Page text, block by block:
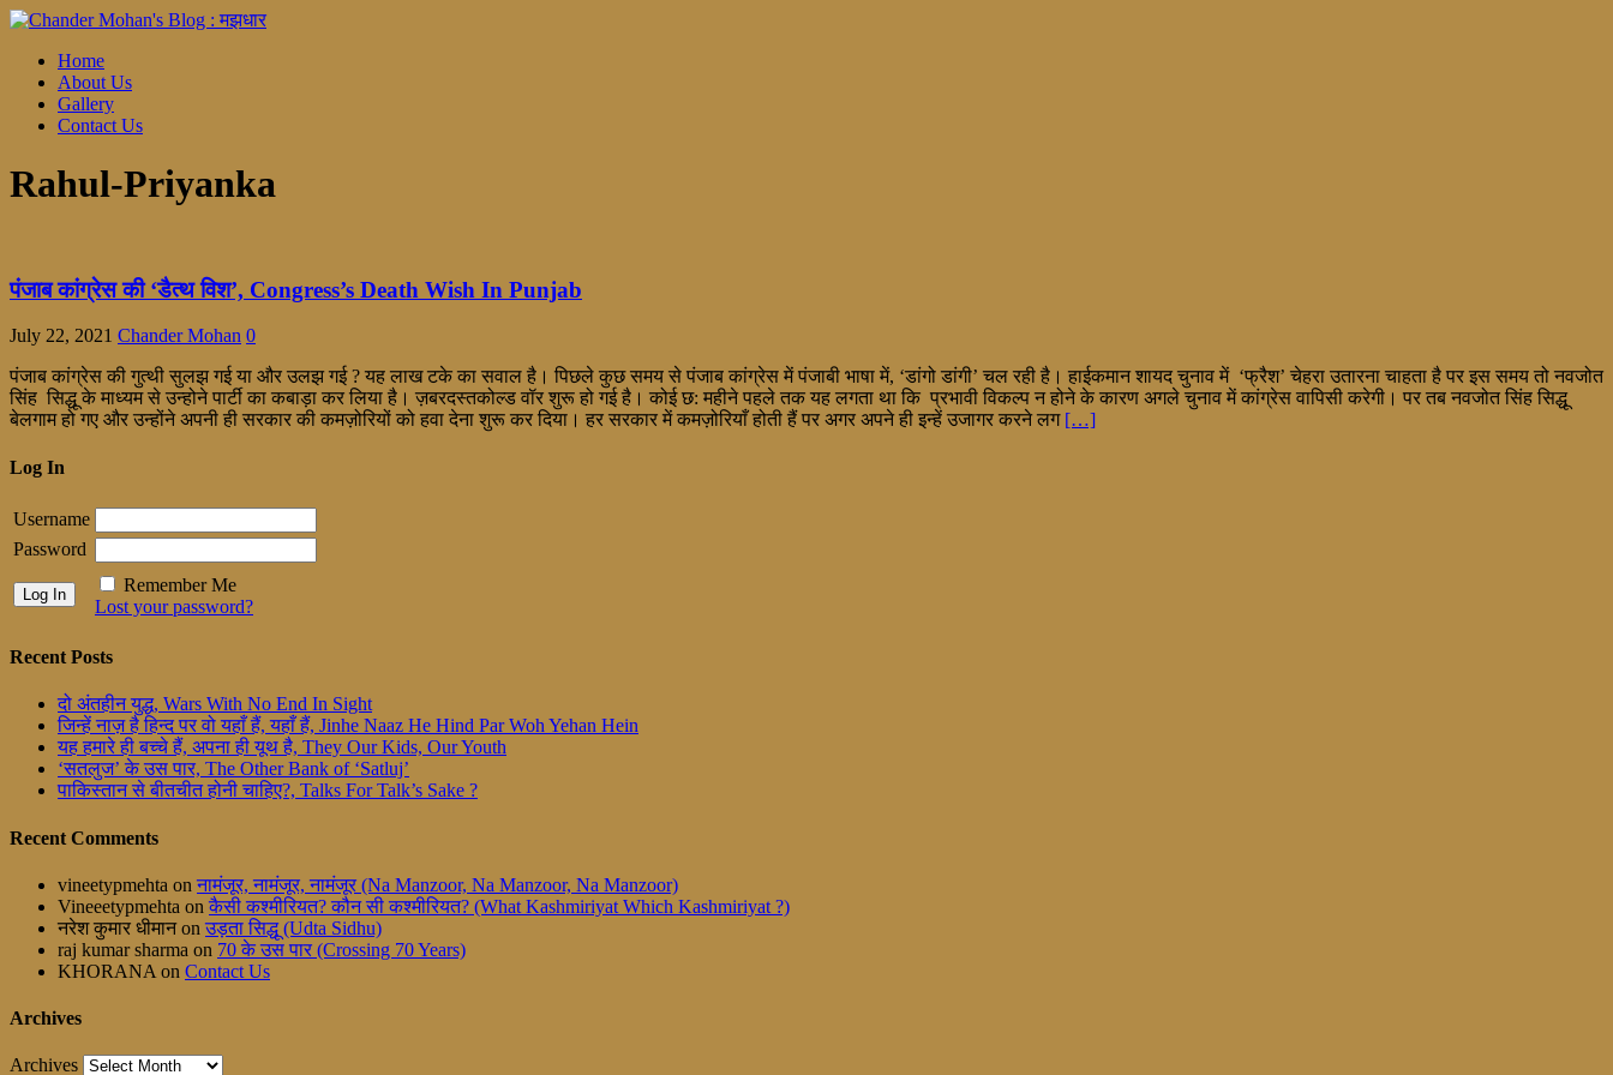
Home
About Us
Gallery
Contact Us
Rahul-Priyanka
पंजाब कांग्रेस की ‘डैत्थ विश’, Congress’s Death Wish In Punjab
July 22, 2021 Chander Mohan 0
पंजाब कांग्रेस की गुत्थी सुलझ गई या और उलझ गई ? यह लाख टके का सवाल है। पिछले कुछ समय से पंजाब कांग्रेस में पंजाबी भाषा में, ‘डांगो डांगी’ चल रही है। हाईकमान शायद चुनाव में ‘फ्रैश’ चेहरा उतारना चाहता है पर इस समय तो नवजोत
सिंह सिद्धू के माध्यम से उन्होने पार्टी का कबाड़ा कर लिया है। ज़बरदस्तकोल्ड वॉर शुरू हो गई है। कोई छ: महीने पहले तक यह लगता था कि प्रभावी विकल्प न होने के कारण अगले चुनाव में कांग्रेस वापिसी करेगी। पर तब नवजोत सिंह सिद्धू
बेलगाम हो गए और उन्होंने अपनी ही सरकार की कमज़ोरियों को हवा देना शुरू कर दिया। हर सरकार में कमज़ोरियाँ होती हैं पर अगर अपने ही इन्हें उजागर करने लग […]
Log In
Username
Password
Remember Me
Lost your password?
Recent Posts
दो अंतहीन युद्ध, Wars With No End In Sight
जिन्हें नाज़ है हिन्द पर वो यहाँ हैं, यहाँ हैं, Jinhe Naaz He Hind Par Woh Yehan Hein
यह हमारे ही बच्चे हैं, अपना ही यूथ है, They Our Kids, Our Youth
‘सतलुज’ के उस पार, The Other Bank of ‘Satluj’
पाकिस्तान से बीतचीत होनी चाहिए?, Talks For Talk’s Sake ?
Recent Comments
vineetypmehta on नामंजूर, नामंजूर, नामंजूर (Na Manzoor, Na Manzoor, Na Manzoor)
Vineeetypmehta on कैसी कश्मीरियत? कौन सी कश्मीरियत? (What Kashmiriyat Which Kashmiriyat ?)
नरेश कुमार धीमानon उड़ता सिद्धू (Udta Sidhu)
raj kumar sharma on 70 के उस पार (Crossing 70 Years)
KHORANA on Contact Us
Archives
Archives